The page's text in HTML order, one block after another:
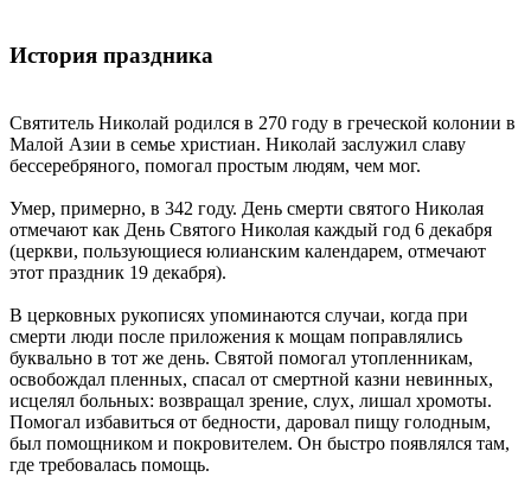
История праздника
Святитель Николай родился в 270 году в греческой колонии в
Малой Азии в семье христиан. Николай заслужил славу
бессеребряного, помогал простым людям, чем мог.
Умер, примерно, в 342 году. День смерти святого Николая
отмечают как День Святого Николая каждый год 6 декабря
(церкви, пользующиеся юлианским календарем, отмечают
этот праздник 19 декабря).
В церковных рукописях упоминаются случаи, когда при
смерти люди после приложения к мощам поправлялись
буквально в тот же день. Святой помогал утопленникам,
освобождал пленных, спасал от смертной казни невинных,
исцелял больных: возвращал зрение, слух, лишал хромоты.
Помогал избавиться от бедности, даровал пищу голодным,
был помощником и покровителем. Он быстро появлялся там,
где требовалась помощь.